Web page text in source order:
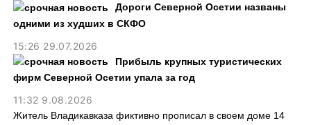
Дороги Северной Осетии названы
одними из худших в СКФО
15:26 29.07.2026
Прибыль крупных туристических
фирм Северной Осетии упала за год
11:32 9.08.2026
Житель Владикавказа фиктивно прописал в своем доме 14